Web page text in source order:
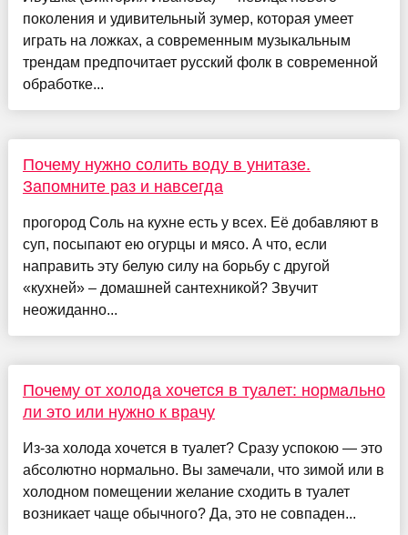
поколения и удивительный зумер, которая умеет
играть на ложках, а современным музыкальным
трендам предпочитает русский фолк в современной
обработке...
Почему нужно солить воду в унитазе.
Запомните раз и навсегда
прогород Соль на кухне есть у всех. Её добавляют в
суп, посыпают ею огурцы и мясо. А что, если
направить эту белую силу на борьбу с другой
«кухней» – домашней сантехникой? Звучит
неожиданно...
Почему от холода хочется в туалет: нормально
ли это или нужно к врачу
Из-за холода хочется в туалет? Сразу успокою — это
абсолютно нормально. Вы замечали, что зимой или в
холодном помещении желание сходить в туалет
возникает чаще обычного? Да, это не совпаден...